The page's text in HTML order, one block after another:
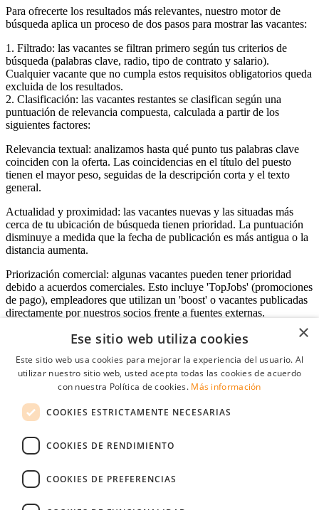
Para ofrecerte los resultados más relevantes, nuestro motor de
búsqueda aplica un proceso de dos pasos para mostrar las vacantes:
1. Filtrado: las vacantes se filtran primero según tus criterios de
búsqueda (palabras clave, radio, tipo de contrato y salario).
Cualquier vacante que no cumpla estos requisitos obligatorios queda
excluida de los resultados.
2. Clasificación: las vacantes restantes se clasifican según una
puntuación de relevancia compuesta, calculada a partir de los
siguientes factores:
Relevancia textual: analizamos hasta qué punto tus palabras clave
coinciden con la oferta. Las coincidencias en el título del puesto
tienen el mayor peso, seguidas de la descripción corta y el texto
general.
Actualidad y proximidad: las vacantes nuevas y las situadas más
cerca de tu ubicación de búsqueda tienen prioridad. La puntuación
disminuye a medida que la fecha de publicación es más antigua o la
distancia aumenta.
Priorización comercial: algunas vacantes pueden tener prioridad
debido a acuerdos comerciales. Esto incluye 'TopJobs' (promociones
de pago), empleadores que utilizan un 'boost' o vacantes publicadas
directamente por nuestros socios frente a fuentes externas.
Acceso empresas
Contraseña
Recordarme
Conectarse
Registro gratuito empresas
×
Ese sitio web utiliza cookies
Este sitio web usa cookies para mejorar la experiencia del usuario. Al
utilizar nuestro sitio web, usted acepta todas las cookies de acuerdo
con nuestra Política de cookies. Más información
COOKIES ESTRICTAMENTE NECESARIAS
COOKIES DE RENDIMIENTO
COOKIES DE PREFERENCIAS